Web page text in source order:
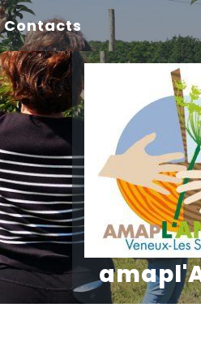
Contacts